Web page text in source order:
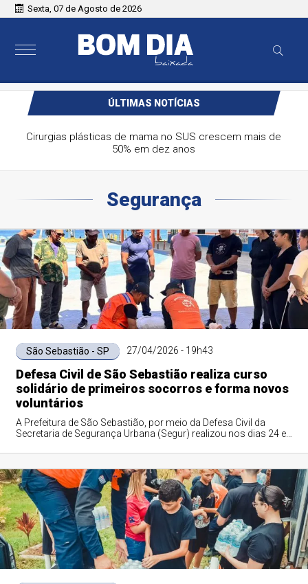
Sexta, 07 de Agosto de 2026
ÚLTIMAS NOTÍCIAS
Cirurgias plásticas de mama no SUS crescem mais de
50% em dez anos
Segurança
São Sebastião - SP 27/04/2026 - 19h43
Defesa Civil de São Sebastião realiza curso
solidário de primeiros socorros e forma novos
voluntários
A Prefeitura de São Sebastião, por meio da Defesa Civil da
Secretaria de Segurança Urbana (Segur) realizou nos dias 24 e